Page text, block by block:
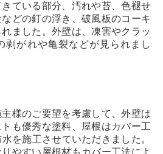
ている部分、汚れや苔、色褪せ
どの釘の浮き、破風板のコーキ
ました。外壁は、凍害やクラッ
剥がれや亀裂などが見られまし
様のご要望を考慮して、外壁は
も優秀な塗料、屋根はカバー工
を施工させていただきました。
やすい屋根材もカバー工法によ